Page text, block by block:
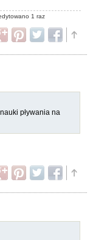
edytowano 1 raz
pływania na